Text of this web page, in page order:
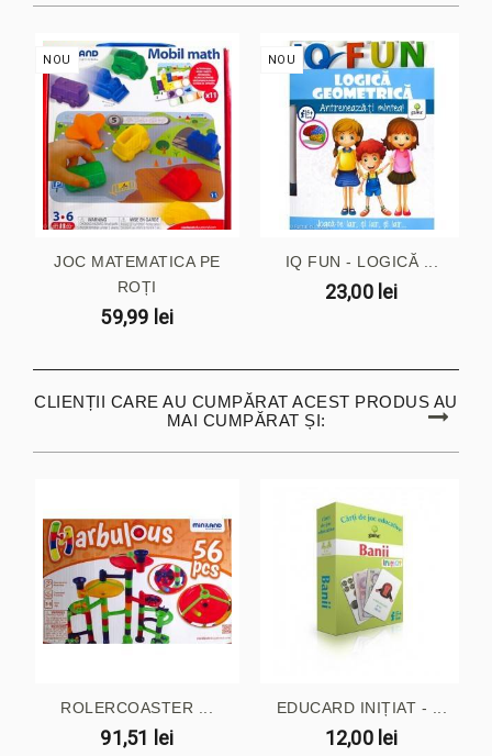
NOU
JOC MATEMATICA PE
ROȚI
59,99 lei
NOU
IQ FUN - LOGICĂ ...
23,00 lei
CLIENȚII CARE AU CUMPĂRAT ACEST PRODUS AU
MAI CUMPĂRAT ȘI:
ROLERCOASTER ...
91,51 lei
EDUCARD INIȚIAT - ...
12,00 lei